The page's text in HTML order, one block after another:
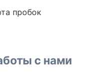
пробок
с нами